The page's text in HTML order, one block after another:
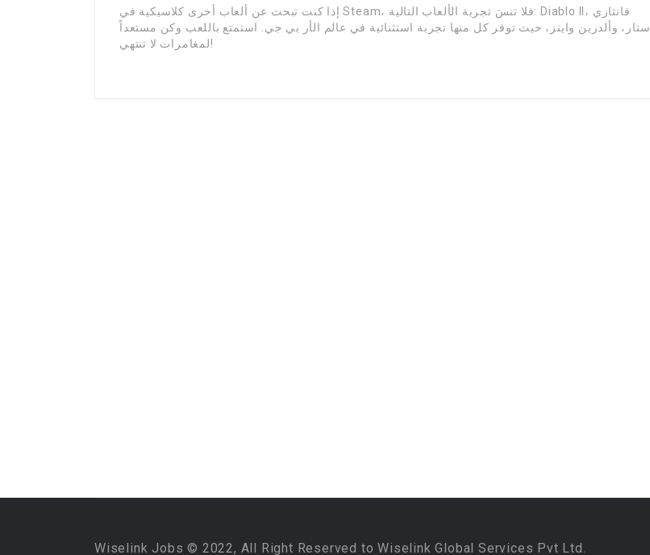
إذا كنت تبحث عن ألعاب أخرى كلاسيكية في Steam، فلا تنسَ تجربة الألعاب التالية: Diablo II، فانتازي
ستار، وألدرين واينز، حيث توفر كل منها تجربة استثنائية في عالم الأر بي جي. استمتع باللعب وكن مستعداً
لمغامرات لا تنتهي!
Wiselink Jobs © 2022, All Right Reserved to Wiselink Global Services Pvt Ltd.